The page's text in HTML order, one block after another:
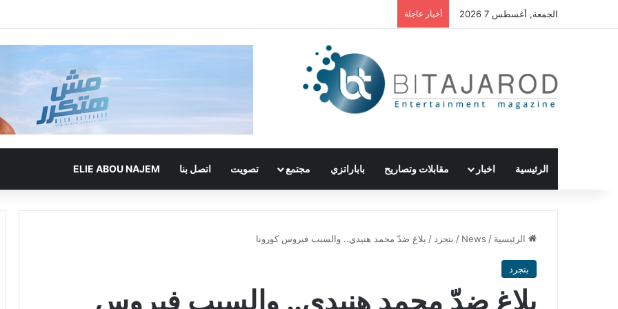
الجمعة, أغسطس 7 2026 أخبار عاجلة
الرئيسية اخبار مقابلات وتصاريح باباراتزي مجتمع تصويت اتصل بنا ELIE ABOU NAJEM
الرئيسية /
News
/ بتجرد / بلاغ ضدّ محمد هنيدي.. والسبب فيروس كورونا
بتجرد
بلاغ ضدّ محمد هنيدي.. والسبب فيروس